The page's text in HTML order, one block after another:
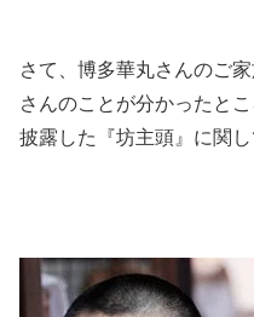
さて、博多華丸さんのご
さんのことが分かったと
披露した『坊主頭』に関し